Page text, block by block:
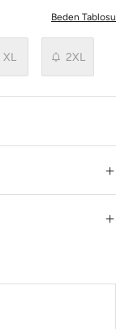
Beden Tablosu
XL 2XL